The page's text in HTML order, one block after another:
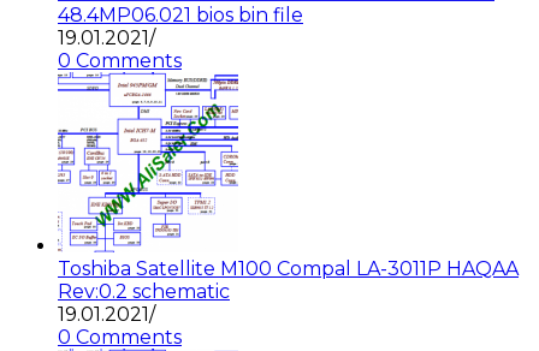
48.4MP06.021 bios bin file
19.01.2021/
0 Comments
Toshiba Satellite M100 Compal LA-3011P HAQAA
Rev:0.2 schematic
19.01.2021/
0 Comments